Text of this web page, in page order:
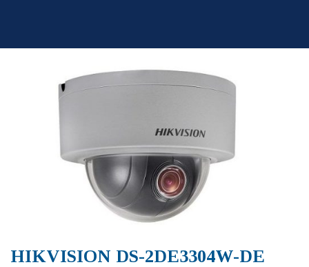
HIKVISION DS-2DE3304W-DE